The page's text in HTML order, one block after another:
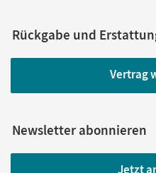
Rückgabe und
Vertrag
Newsletter abonnieren
Jetzt